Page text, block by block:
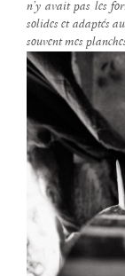
n’y avait pas les
solides et adaptés
souvent mes